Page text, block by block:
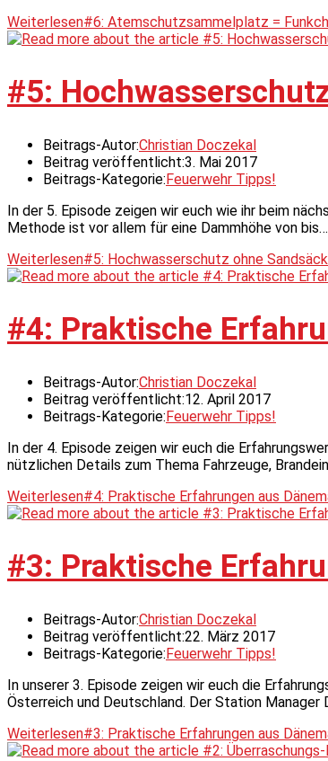
Weiterlesen#6: Atemschutzsammelplatz =
#5:
Beitrags-Autor:Christian Doczekal
Beitrag veröffentlicht:3. Mai 2017
Beitrags-Kategorie:Feuerwehr Tipps!
In der 5. Episode zeigen wir euch wie ihr beim
Methode ist vor allem für eine Dammhöhe von bis…
Weiterlesen#5: Hochwasserschutz ohne
#4: Praktische
Beitrags-Autor:Christian Doczekal
Beitrag veröffentlicht:12. April 2017
Beitrags-Kategorie:Feuerwehr Tipps!
In der 4. Episode zeigen wir euch die
nützlichen Details zum Thema Fahrzeuge,
Weiterlesen#4: Praktische Erfahrungen aus
#3: Praktische
Beitrags-Autor:Christian Doczekal
Beitrag veröffentlicht:22. März 2017
Beitrags-Kategorie:Feuerwehr Tipps!
In unserer 3. Episode zeigen wir euch die
Österreich und Deutschland. Der Station Manager
Weiterlesen#3: Praktische Erfahrungen aus